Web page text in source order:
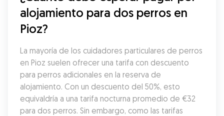
alojamiento para dos perros en
Pioz?
La mayoría de los cuidadores particulares de perros
en Pioz suelen ofrecer una tarifa con descuento
para perros adicionales en la reserva de
alojamiento. Con un descuento del 50%, esto
equivaldría a una tarifa nocturna promedio de €32
para dos perros. Sin embargo, como las tarifas